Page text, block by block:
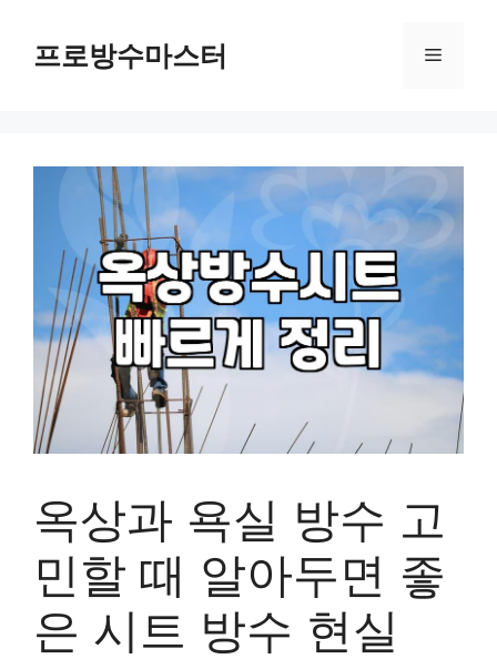
프로방수마스터 메
옥상과 욕실 방수 고
민할 때 알아두면 좋
은 시트 방수 현실